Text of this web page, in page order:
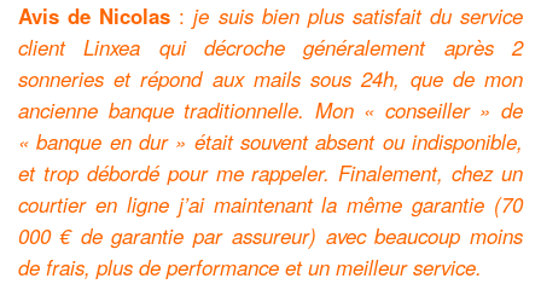
Avis de Nicolas : je suis bien plus satisfait du service
client Linxea qui décroche généralement après 2
sonneries et répond aux mails sous 24h, que de mon
ancienne banque traditionnelle. Mon « conseiller » de
« banque en dur » était souvent absent ou indisponible,
et trop débordé pour me rappeler. Finalement, chez un
courtier en ligne j’ai maintenant la même garantie (70
000 € de garantie par assureur) avec beaucoup moins
de frais, plus de performance et un meilleur service.